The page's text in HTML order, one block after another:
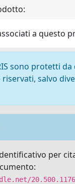
a questo
sono protetti
salvo
per